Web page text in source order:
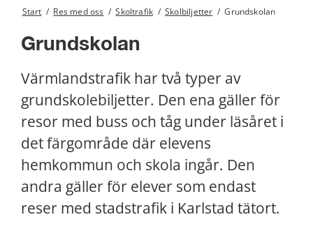
Start / Res med oss / Skoltrafik / Skolbiljetter / Grundskolan
Grundskolan
Värmlandstrafik har två typer av
grundskolebiljetter. Den ena gäller för
resor med buss och tåg under läsåret i
det färgområde där elevens
hemkommun och skola ingår. Den
andra gäller för elever som endast
reser med stadstrafik i Karlstad tätort.